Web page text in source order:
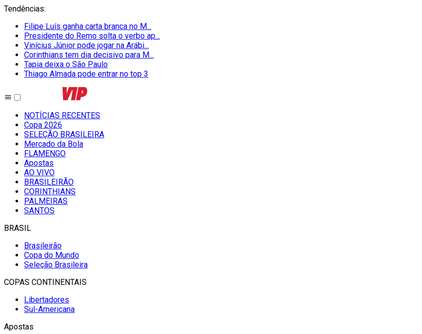
Tendências:
Filipe Luís ganha carta branca no M...
Presidente do Remo solta o verbo ap...
Vinícius Júnior pode jogar na Arábi...
Corinthians tem dia decisivo para M...
Tapia deixa o São Paulo
Thiago Almada pode entrar no top 3
NOTÍCIAS RECENTES
Copa 2026
SELEÇÃO BRASILEIRA
Mercado da Bola
FLAMENGO
Apostas
AO VIVO
BRASILEIRÃO
CORINTHIANS
PALMEIRAS
SANTOS
BRASIL
Brasileirão
Copa do Mundo
Seleção Brasileira
COPAS CONTINENTAIS
Libertadores
Sul-Americana
Apostas